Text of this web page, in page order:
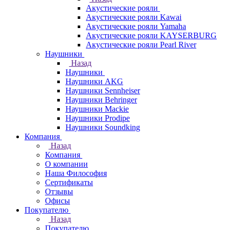
Акустические рояли
Акустические рояли Kawai
Акустические рояли Yamaha
Акустические рояли KAYSERBURG
Акустические рояли Pearl River
Наушники
Назад
Наушники
Наушники AKG
Наушники Sennheiser
Наушники Behringer
Наушники Mackie
Наушники Prodipe
Наушники Soundking
Компания
Назад
Компания
О компании
Наша Философия
Сертификаты
Отзывы
Офисы
Покупателю
Назад
Покупателю